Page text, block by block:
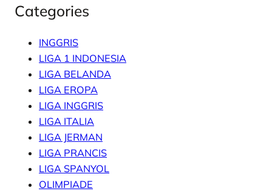
Categories
INGGRIS
LIGA 1 INDONESIA
LIGA BELANDA
LIGA EROPA
LIGA INGGRIS
LIGA ITALIA
LIGA JERMAN
LIGA PRANCIS
LIGA SPANYOL
OLIMPIADE